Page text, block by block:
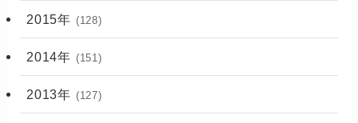
2015年 (128)
2014年 (151)
2013年 (127)